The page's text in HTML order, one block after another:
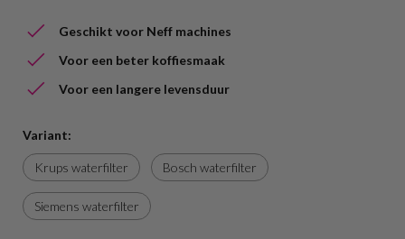
Geschikt voor Neff machines
Voor een beter koffiesmaak
Voor een langere levensduur
Variant:
Krups waterfilter Bosch waterfilter
Siemens waterfilter